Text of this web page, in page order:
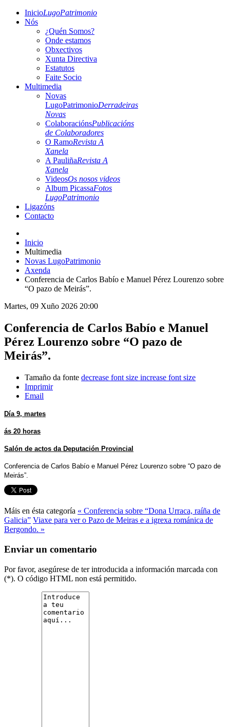
InicioLugoPatrimonio
Nós
¿Quén Somos?
Onde estamos
Obxectivos
Xunta Directiva
Estatutos
Faite Socio
Multimedia
Novas
LugoPatrimonioDerradeiras
Novas
ColaboraciónsPublicacións
de Colaboradores
O RamoRevista A
Xanela
A PauliñaRevista A
Xanela
VideosOs nosos videos
Album PicassaFotos
LugoPatrimonio
Ligazóns
Contacto
Inicio
Multimedia
Novas LugoPatrimonio
Axenda
Conferencia de Carlos Babío e Manuel Pérez Lourenzo sobre
“O pazo de Meirás”.
Martes, 09 Xuño 2026 20:00
Conferencia de Carlos Babío e Manuel
Pérez Lourenzo sobre “O pazo de
Meirás”.
Tamaño da fonte decrease font size increase font size
Imprimir
Email
Día 9, martes
ás 20 horas
Salón de actos da Deputación Provincial
Conferencia de Carlos Babío e Manuel Pérez Lourenzo sobre “O pazo de
Meirás”.
Máis en ésta categoría « Conferencia sobre “Dona Urraca, raíña de
Galicia” Viaxe para ver o Pazo de Meiras e a igrexa románica de
Bergondo. »
Enviar un comentario
Por favor, asegúrese de ter introducida a información marcada con
(*). O código HTML non está permitido.